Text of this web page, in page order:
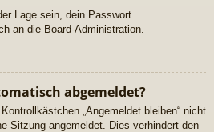
Lage sein, dein Passwort
an die Board-Administration.
abgemeldet?
„Angemeldet bleiben“ nicht
Sitzung angemeldet. Dies verhindert den